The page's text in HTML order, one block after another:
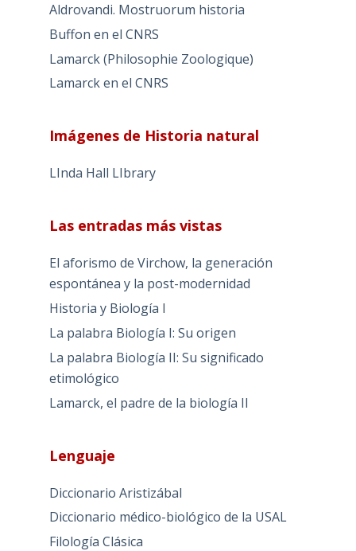
Aldrovandi. Mostruorum historia
Buffon en el CNRS
Lamarck (Philosophie Zoologique)
Lamarck en el CNRS
Imágenes de Historia natural
LInda Hall LIbrary
Las entradas más vistas
El aforismo de Virchow, la generación
espontánea y la post-modernidad
Historia y Biología I
La palabra Biología I: Su origen
La palabra Biología II: Su significado
etimológico
Lamarck, el padre de la biología II
Lenguaje
Diccionario Aristizábal
Diccionario médico-biológico de la USAL
Filología Clásica